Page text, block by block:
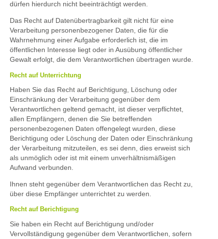
dürfen hierdurch nicht beeinträchtigt werden.
Das Recht auf Datenübertragbarkeit gilt nicht für eine
Verarbeitung personenbezogener Daten, die für die
Wahrnehmung einer Aufgabe erforderlich ist, die im
öffentlichen Interesse liegt oder in Ausübung öffentlicher
Gewalt erfolgt, die dem Verantwortlichen übertragen wurde.
Recht auf Unterrichtung
Haben Sie das Recht auf Berichtigung, Löschung oder
Einschränkung der Verarbeitung gegenüber dem
Verantwortlichen geltend gemacht, ist dieser verpflichtet,
allen Empfängern, denen die Sie betreffenden
personenbezogenen Daten offengelegt wurden, diese
Berichtigung oder Löschung der Daten oder Einschränkung
der Verarbeitung mitzuteilen, es sei denn, dies erweist sich
als unmöglich oder ist mit einem unverhältnismäßigen
Aufwand verbunden.
Ihnen steht gegenüber dem Verantwortlichen das Recht zu,
über diese Empfänger unterrichtet zu werden.
Recht auf Berichtigung
Sie haben ein Recht auf Berichtigung und/oder
Vervollständigung gegenüber dem Verantwortlichen, sofern